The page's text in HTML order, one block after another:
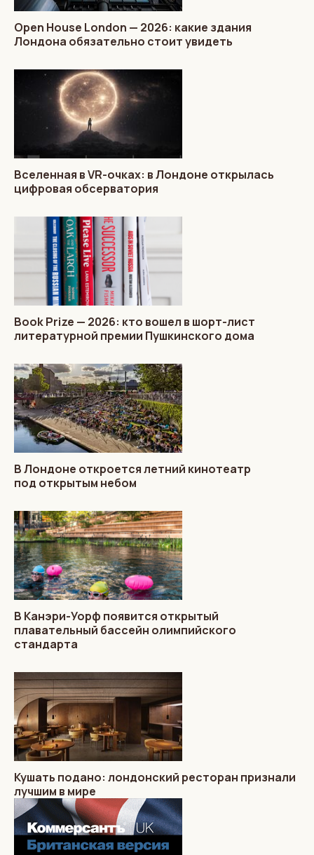
Open House London — 2026: какие здания
Лондона обязательно стоит увидеть
Вселенная в VR-очках: в Лондоне открылась
цифровая обсерватория
Book Prize — 2026: кто вошел в шорт-лист
литературной премии Пушкинского дома
В Лондоне откроется летний кинотеатр
под открытым небом
В Канэри-Уорф появится открытый
плавательный бассейн олимпийского
стандарта
Кушать подано: лондонский ресторан признали
лучшим в мире